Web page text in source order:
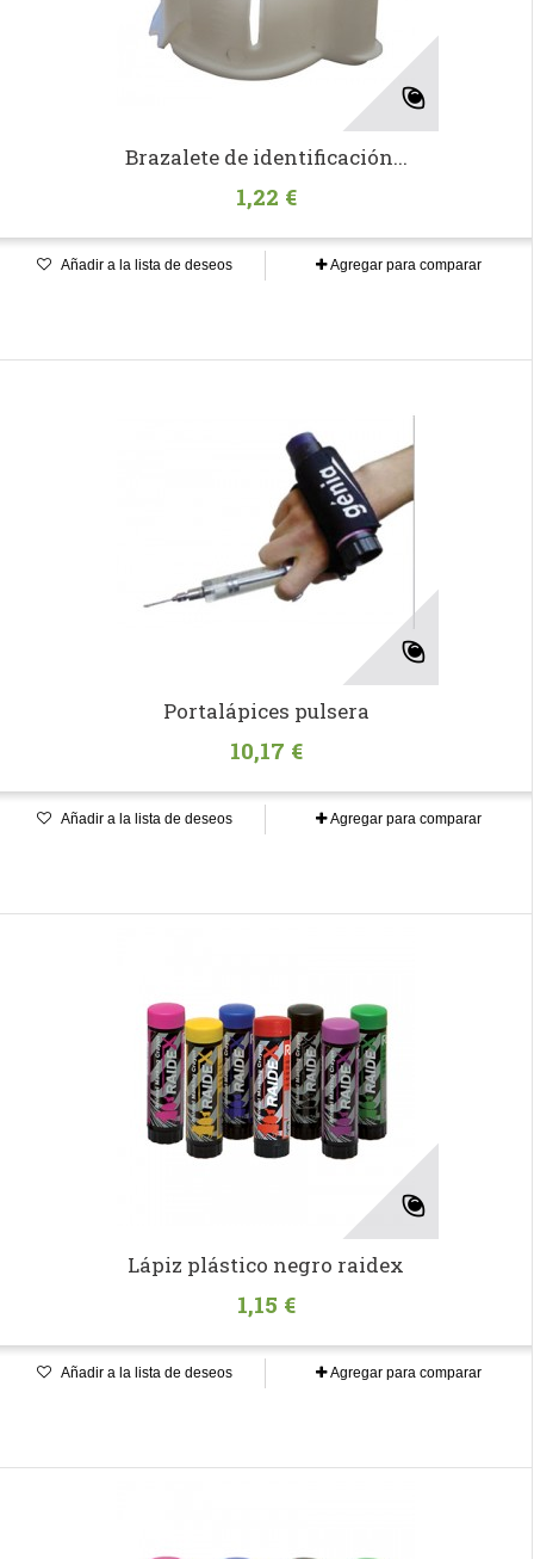
Brazalete de identificación...
1,22 €
Añadir a la lista de deseos Agregar para comparar
Portalápices pulsera
10,17 €
Añadir a la lista de deseos Agregar para comparar
Lápiz plástico negro raidex
1,15 €
Añadir a la lista de deseos Agregar para comparar